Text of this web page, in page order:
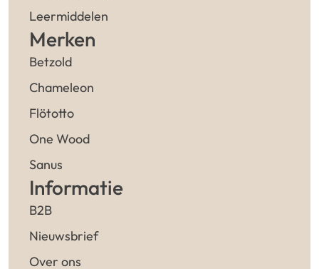
Leermiddelen
Merken
Betzold
Chameleon
Flötotto
One Wood
Sanus
Informatie
B2B
Nieuwsbrief
Over ons